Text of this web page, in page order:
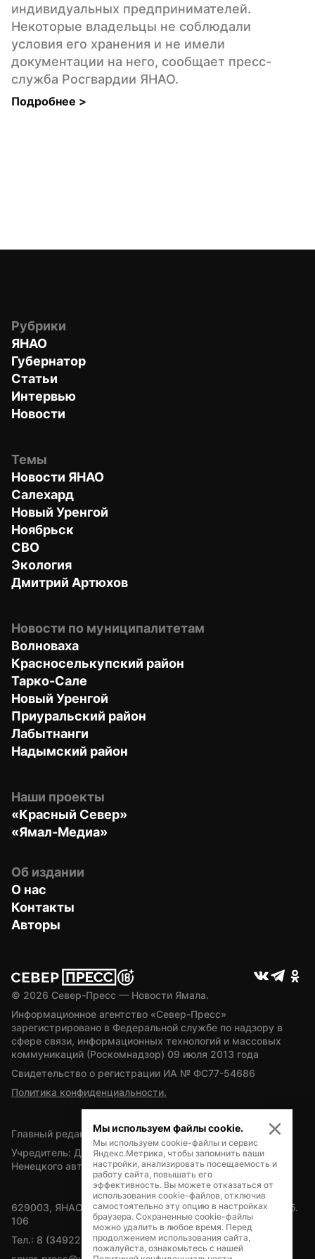
индивидуальных предпринимателей.
Некоторые владельцы не соблюдали
условия его хранения и не имели
документации на него, сообщает пресс-
служба Росгвардии ЯНАО.
Подробнее >
Рубрики
ЯНАО
Губернатор
Статьи
Интервью
Новости
Темы
Новости ЯНАО
Салехард
Новый Уренгой
Ноябрьск
СВО
Экология
Дмитрий Артюхов
Новости по муниципалитетам
Волноваха
Красноселькупский район
Тарко-Сале
Новый Уренгой
Приуральский район
Лабытнанги
Надымский район
Наши проекты
«Красный Север»
«Ямал-Медиа»
Об издании
О нас
Контакты
Авторы
© 2026 Север-Пресс — Новости Ямала.
Информационное агентство «Север-Пресс»
зарегистрировано в Федеральной службе по надзору в
сфере связи, информационных технологий и массовых
коммуникаций (Роскомнадзор) 09 июля 2013 года
Свидетельство о регистрации ИА № ФС77-54686
Политика конфиденциальности.
Главный редактор — А.Л. Поздеев
Учредитель: Департамент внутренней политики Ямало-
Ненецкого автономного округа
629003, ЯНАО, Салехард, мкр. Богдана Кнунянца, д.1, каб.
106
Тел.: 8 (34922) 71262
Мы используем файлы cookie.
Мы используем cookie-файлы и сервис
Яндекс.Метрика, чтобы запомнить ваши
настройки, анализировать посещаемость и
работу сайта, повышать его
эффективность. Вы можете отказаться от
использования cookie-файлов, отключив
самостоятельно эту опцию в настройках
браузера. Сохраненные cookie-файлы
можно удалить в любое время. Перед
продолжением использования сайта,
пожалуйста, ознакомьтесь с нашей